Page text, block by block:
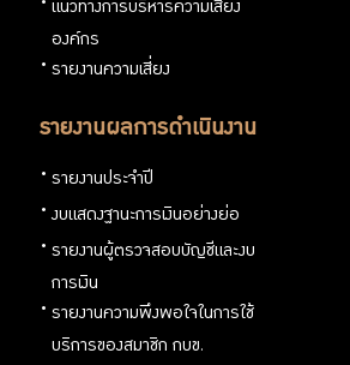
แนวทางการบริหารความเสี่ยง
องค์กร
รายงานความเสี่ยง
รายงานผลการดำเนินงาน
รายงานประจำปี
งบแสดงฐานะการเงินอย่างย่อ
รายงานผู้ตรวจสอบบัญชีและงบ
การเงิน
รายงานความพึงพอใจในการใช้
บริการของสมาชิก กบข.